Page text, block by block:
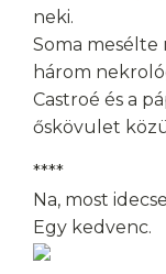
neki.
Soma mesélte
három
Castroé és a
őskövulet
****
Na, most
Egy kedvenc.